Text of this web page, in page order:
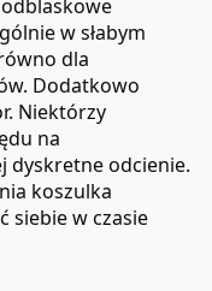
w słabym
dla
Dodatkowo
Niektórzy
na
dyskretne odcienie.
koszulka
siebie w czasie